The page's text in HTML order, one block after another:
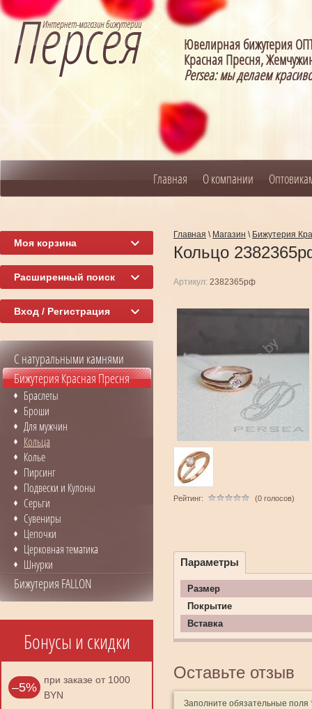
Ювелирная бижутерия
Красная Пресня,
Persea: мы делаем
Главная О компании
Главная \ Магазин \ Бижутерия
Кольцо
Артикул: 2382365рф
Рейтинг: (0 голосов)
Параметры
Размер
Покрытие
Вставка
Оставьте отзыв
Заполните обязательные поля
Моя корзина
Расширенный поиск
Вход / Регистрация
С натуральными камнями
Бижутерия Красная Пресня
Браслеты
Броши
Для мужчин
Кольца
Колье
Пирсинг
Подвески и Кулоны
Серьги
Сувениры
Цепочки
Церковная тематика
Шнурки
Бижутерия FALLON
Бонусы и скидки
–5%
при заказе от 1000
BYN